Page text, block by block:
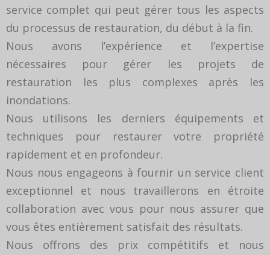
service complet qui peut gérer tous les aspects
du processus de restauration, du début à la fin.
Nous avons l’expérience et l’expertise
nécessaires pour gérer les projets de
restauration les plus complexes après les
inondations.
Nous utilisons les derniers équipements et
techniques pour restaurer votre propriété
rapidement et en profondeur.
Nous nous engageons à fournir un service client
exceptionnel et nous travaillerons en étroite
collaboration avec vous pour nous assurer que
vous êtes entièrement satisfait des résultats.
Nous offrons des prix compétitifs et nous